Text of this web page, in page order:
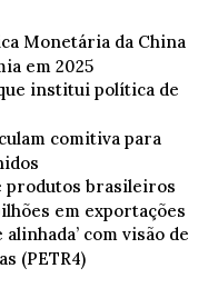
Monetária da China
em 2025
institui política de
comitiva para
produtos brasileiros
em exportações
com visão de
(PETR4)